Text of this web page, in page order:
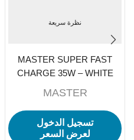
نظرة سريعة
MASTER SUPER FAST
CHARGE 35W – WHITE
MASTER
تسجيل الدخول
لعرض السعر